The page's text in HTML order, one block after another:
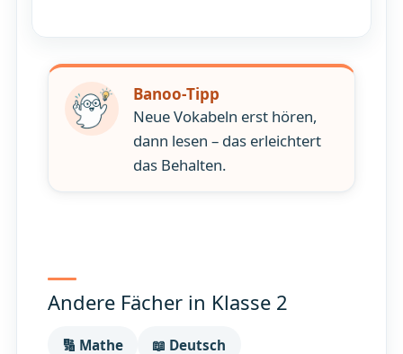
Banoo-Tipp
Neue Vokabeln erst hören,
dann lesen – das erleichtert
das Behalten.
Andere Fächer in Klasse 2
🔢 Mathe 📖 Deutsch